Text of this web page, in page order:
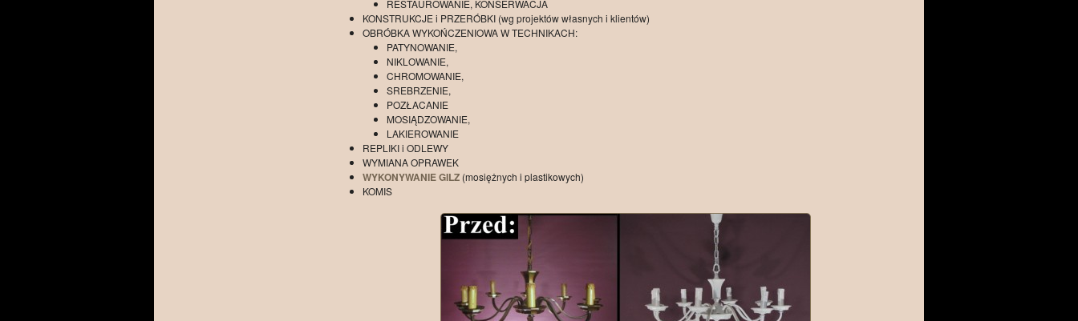
RESTAUROWANIE, KONSERWACJA
KONSTRUKCJE i PRZERÓBKI (wg projektów własnych i klientów)
OBRÓBKA WYKOŃCZENIOWA W TECHNIKACH:
PATYNOWANIE,
NIKLOWANIE,
CHROMOWANIE,
SREBRZENIE,
POZŁACANIE
MOSIĄDZOWANIE,
LAKIEROWANIE
REPLIKI i ODLEWY
WYMIANA OPRAWEK
WYKONYWANIE GILZ (mosiężnych i plastikowych)
KOMIS